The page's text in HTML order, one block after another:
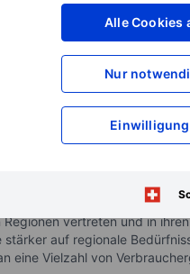
Alle Cookies
Nur
der Welt.
2022 an die Börse. Es
vertreten und in
auf regionale
eine Vielzahl von